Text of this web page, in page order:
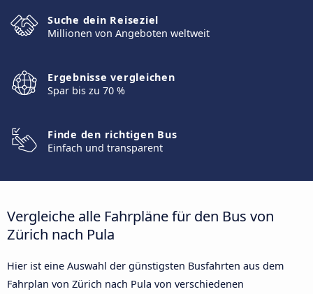
Suche dein Reiseziel
Millionen von Angeboten weltweit
Ergebnisse vergleichen
Spar bis zu 70 %
Finde den richtigen Bus
Einfach und transparent
Vergleiche alle Fahrpläne für den Bus von
Zürich nach Pula
Hier ist eine Auswahl der günstigsten Busfahrten aus dem
Fahrplan von Zürich nach Pula von verschiedenen